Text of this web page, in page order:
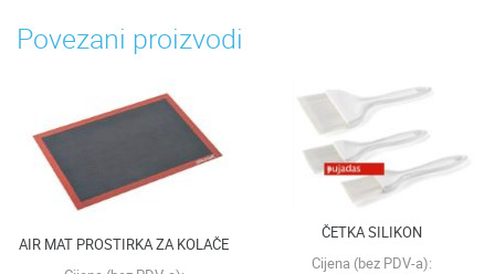
Povezani proizvodi
AIR MAT PROSTIRKA ZA KOLAČE
ČETKA SILIKON
Cijena (bez PDV-a):